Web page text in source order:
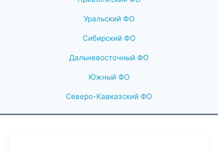
Уральский ФО
Сибирский ФО
Дальневосточный ФО
Южный ФО
Северо-Кавказский ФО